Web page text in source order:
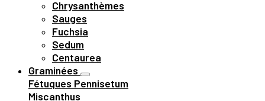
Chrysanthèmes
Sauges
Fuchsia
Sedum
Centaurea
Graminées
Fétuques Pennisetum
Miscanthus